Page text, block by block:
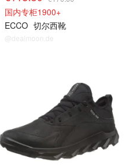
国内专柜1900+
ECCO 切尔西靴
@dealmoon.de